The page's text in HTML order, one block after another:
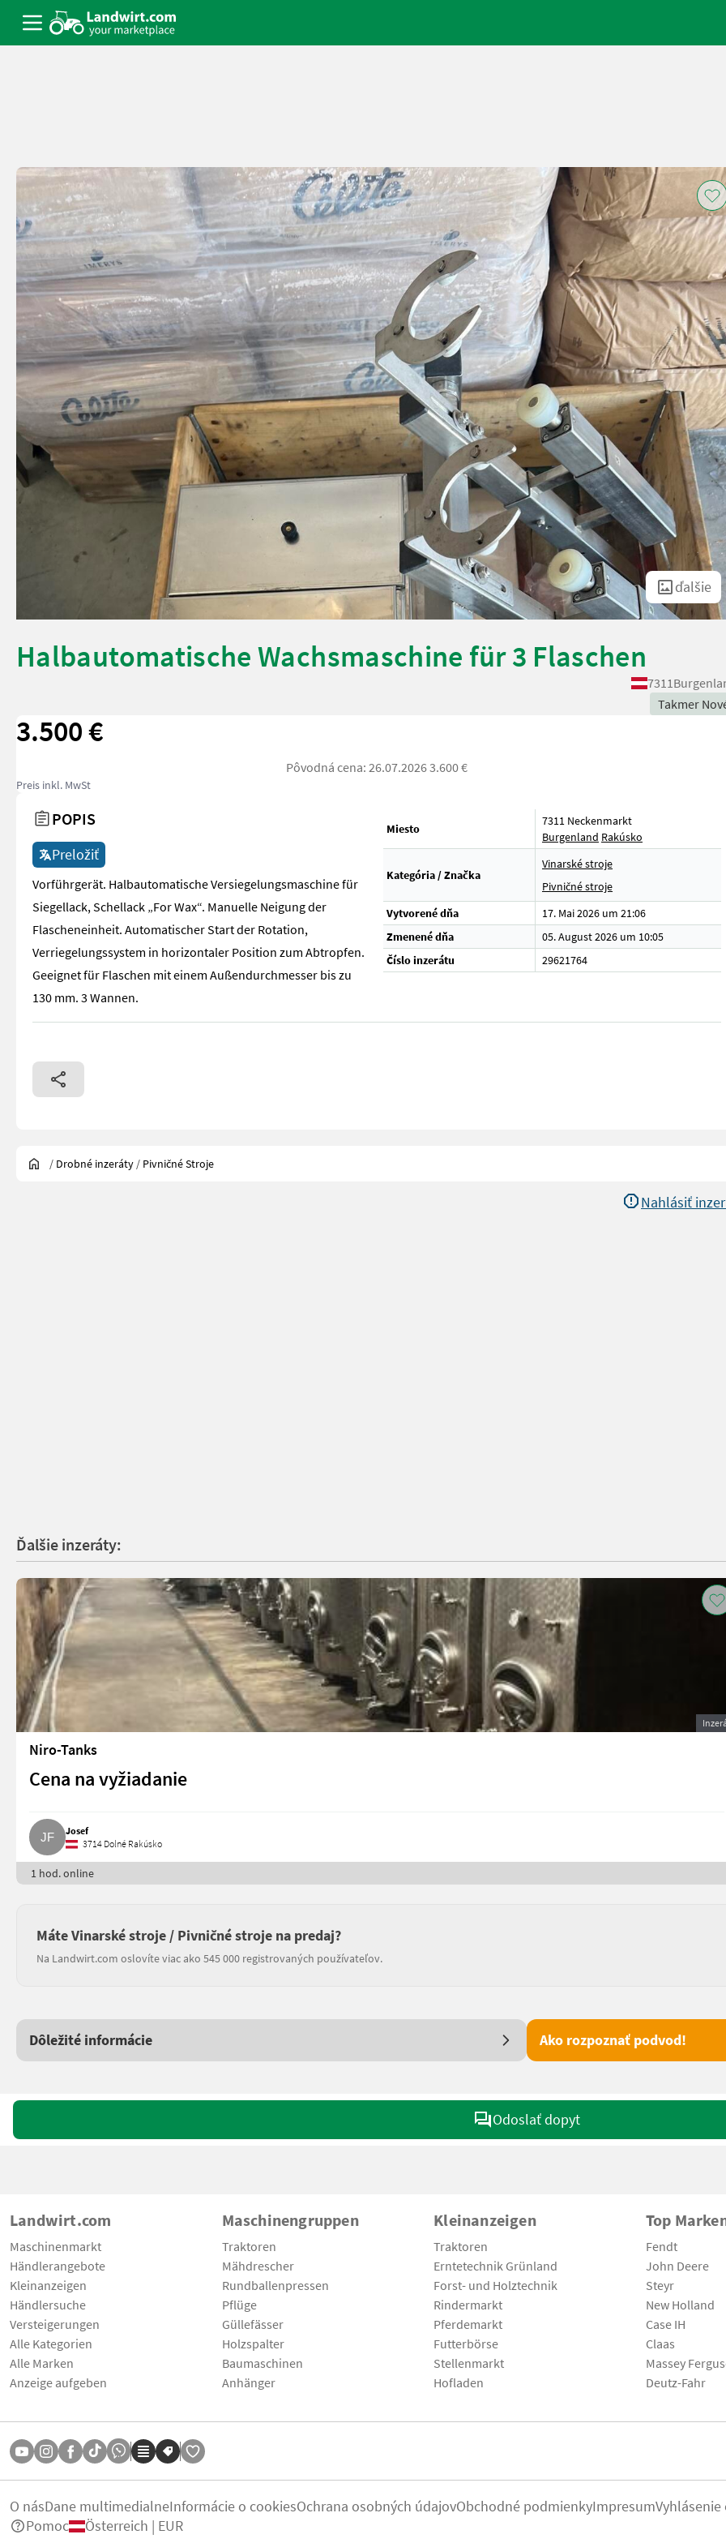
ďalšie
Halbautomatische Wachsmaschine für 3 Flaschen
Takmer
7311
3.500 €
Pôvodná cena: 26.07.2026 3.600 €
Preis inkl. MwSt
POPIS
Preložiť
Vorführgerät. Halbautomatische Versiegelungsmaschine für
Siegellack, Schellack „For Wax“. Manuelle Neigung der
Flascheneinheit. Automatischer Start der Rotation,
Verriegelungssystem in horizontaler Position zum Abtropfen.
Geeignet für Flaschen mit einem Außendurchmesser bis zu
130 mm. 3 Wannen.
Miesto
7311 Neckenmarkt
Burgenland Rakúsko
Kategória / Značka
Vinarské stroje
Pivničné stroje
Vytvorené dňa
17. Mai 2026 um 21:06
Zmenené dňa
05. August 2026 um 10:05
Číslo inzerátu
29621764
/ Drobné inzeráty / Pivničné Stroje
Nahlásiť
Ďalšie inzeráty:
Niro-Tanks
Cena na vyžiadanie
Josef
3714 Dolné Rakúsko
1 hod. online
Máte Vinarské stroje / Pivničné stroje na predaj?
Na Landwirt.com oslovíte viac ako 545 000 registrovaných používateľov.
Dôležité informácie Ako rozpoznať podvod!
Odoslať dopyt
Landwirt.com
Maschinenmarkt
Händlerangebote
Kleinanzeigen
Händlersuche
Versteigerungen
Alle Kategorien
Alle Marken
Anzeige aufgeben
Maschinengruppen
Traktoren
Mähdrescher
Rundballenpressen
Pflüge
Güllefässer
Holzspalter
Baumaschinen
Anhänger
Kleinanzeigen
Traktoren
Erntetechnik Grünland
Forst- und Holztechnik
Rindermarkt
Pferdemarkt
Futterbörse
Stellenmarkt
Hofladen
Top
Fendt
John Deere
Steyr
New Holland
Case IH
Claas
Massey
Deutz-Fahr
O násDane multimedialneInformácie o cookiesOchrana osobných údajovObchodné podmienkyImpresum
Pomoc
Österreich | EUR